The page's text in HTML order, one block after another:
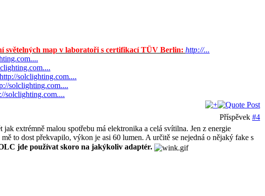
světelných map v laboratoři s certifikací TÜV Berlin: http://...
http://solclighting.com....
solclighting.com....
solclighting.com....
Příspěvek #4
jak extrémně malou spotřebu má elektronika a celá svítilna. Jen z energie
to dost překvapilo, výkon je asi 60 lumen. A určitě se nejedná o nějaký fake s
jde používat skoro na jakýkoliv adaptér.